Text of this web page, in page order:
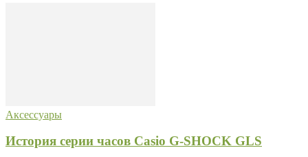
Аксессуары
История серии часов Casio G-SHOCK GLS